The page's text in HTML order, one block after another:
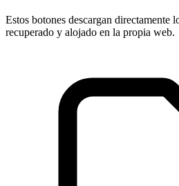
Estos botones descargan directamente
recuperado y alojado en la propia web.